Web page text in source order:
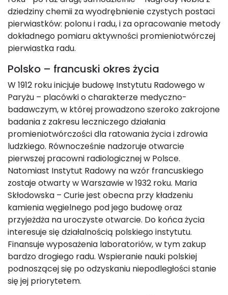
dziedziny chemii za wyodrębnienie czystych postaci
pierwiastków: polonu i radu, i za opracowanie metody
dokładnego pomiaru aktywności promieniotwórczej
pierwiastka radu.
Polsko – francuski okres życia
W 1912 roku inicjuje budowę Instytutu Radowego w
Paryżu – placówki o charakterze medyczno-
badawczym, w której prowadzono szeroko zakrojone
badania z zakresu leczniczego działania
promieniotwórczości dla ratowania życia i zdrowia
ludzkiego. Równocześnie nadzoruje otwarcie
pierwszej pracowni radiologicznej w Polsce.
Natomiast Instytut Radowy na wzór francuskiego
zostaje otwarty w Warszawie w 1932 roku. Maria
Skłodowska – Curie jest obecna przy kładzeniu
kamienia węgielnego pod jego budowę oraz
przyjeżdża na uroczyste otwarcie. Do końca życia
interesuje się działalnością polskiego instytutu.
Finansuje wyposażenia laboratoriów, w tym zakup
bardzo drogiego radu. Wspieranie nauki polskiej
podnoszącej się po odzyskaniu niepodległości stanie
się jej priorytetem.